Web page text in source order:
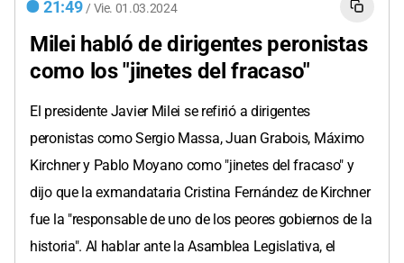
21:49 / Vie. 01.03.2024
Milei habló de dirigentes peronistas
como los "jinetes del fracaso"
El presidente Javier Milei se refirió a dirigentes
peronistas como Sergio Massa, Juan Grabois, Máximo
Kirchner y Pablo Moyano como "jinetes del fracaso" y
dijo que la exmandataria Cristina Fernández de Kirchner
fue la "responsable de uno de los peores gobiernos de la
historia". Al hablar ante la Asamblea Legislativa, el